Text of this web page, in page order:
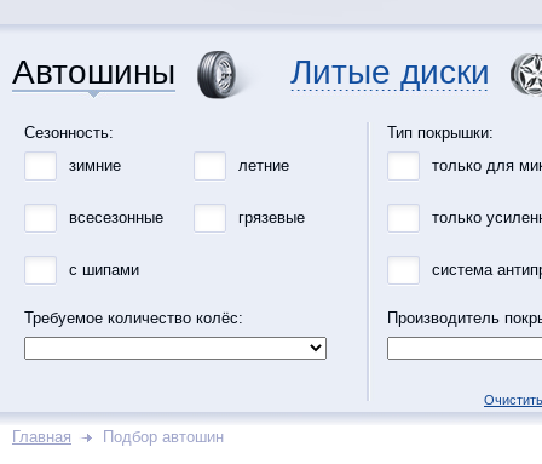
Автошины Литые диски
Сезонность:
зимние
летние
всесезонные грязевые
с шипами
Требуемое количество колёс:
Тип покрышки:
только для
только
система
Производитель
Главная Подбор автошин